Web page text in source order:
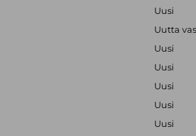
Uusi
Uutta
Uusi
Uusi
Uusi
Uusi
Uusi